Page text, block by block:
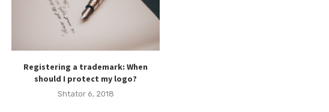
Registering a trademark: When
should I protect my logo?
Shtator 6, 2018